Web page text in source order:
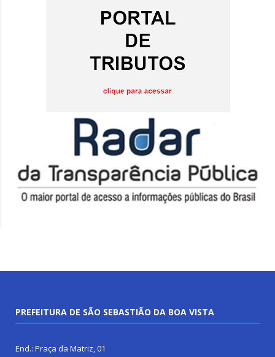
PREFEITURA DE SÃO SEBASTIÃO DA BOA VISTA
End.: Praça da Matriz, 01